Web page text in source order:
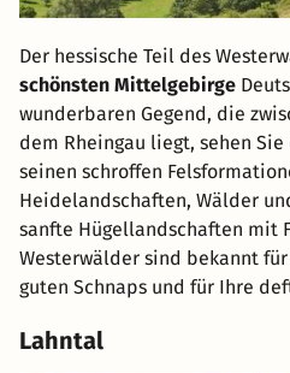
Der hessische Teil des
schönsten Mittelgebirge
wunderbaren Gegend, die
dem Rheingau liegt, sehen
seinen schroffen
Heidelandschaften, Wälder
sanfte Hügellandschaften mit
Westerwälder sind bekannt
guten Schnaps und für Ihre
Lahntal